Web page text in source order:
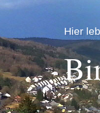
Hier